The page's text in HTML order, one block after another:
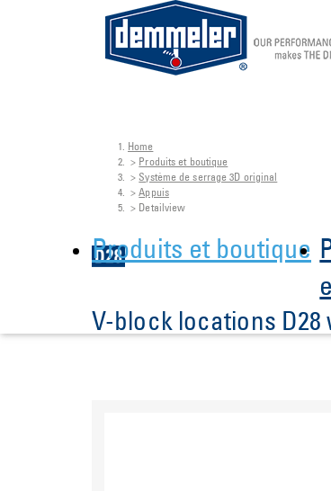
Aller au contenu principal
Produits et boutique
e
Vous êtes ici:
Home
Produits et boutique
Système de serrage 3D original
Appuis
Detailview
V-block locations D28